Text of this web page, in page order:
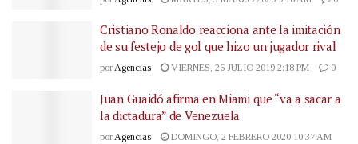
Cristiano Ronaldo reacciona ante la imitación
de su festejo de gol que hizo un jugador rival
porAgencias VIERNES, 26 JULIO 2019 2:18 PM 0
Juan Guaidó afirma en Miami que “va a sacar a
la dictadura” de Venezuela
por Agencias
DOMINGO, 2 FEBRERO 2020 10:37 AM